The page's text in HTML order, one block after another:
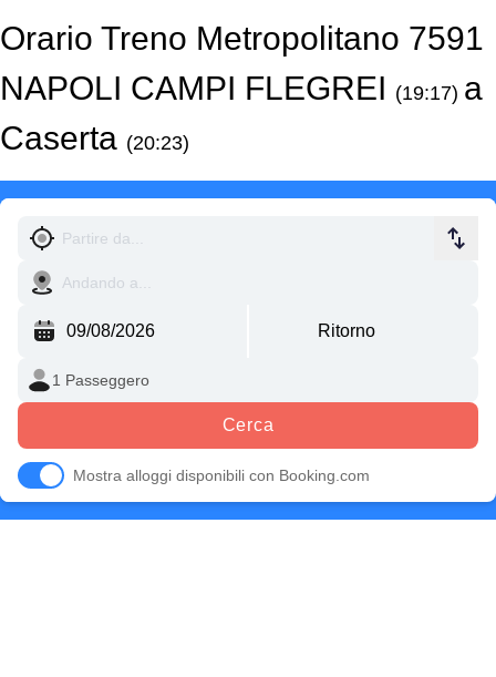
Orario Treno Metropolitano 7591
NAPOLI CAMPI FLEGREI (19:17) a
Caserta (20:23)
Cerca
Mostra alloggi disponibili con Booking.com